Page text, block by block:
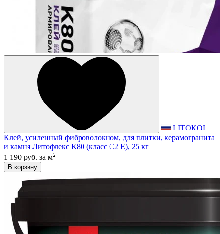
LITOKOL
Клей, усиленный фиброволокном, для плитки, керамогранита
и камня Литофлекс К80 (класс С2 E), 25 кг
1 190 руб. за м2
В корзину